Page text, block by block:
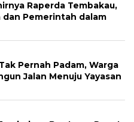
Raperda Tembakau,
dan Pemerintah dalam
Pernah Padam, Warga
Jalan Menuju Yayasan